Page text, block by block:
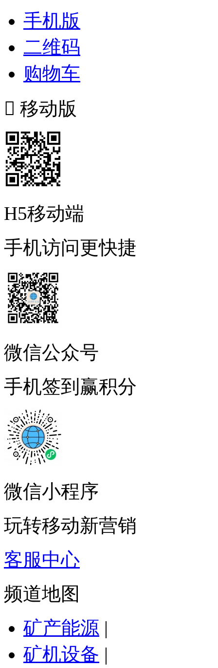
手机版
二维码
购物车
 移动版
H5移动端
手机访问更快捷
微信公众号
手机签到赢积分
微信小程序
玩转移动新营销
客服中心
频道地图
矿产能源 |
矿机设备 |